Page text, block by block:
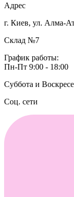
Адрес
г. Киев, ул. Алма-
Склад №7
График работы:
Пн-Пт 9:00 - 18:00
Суббота и
Соц. сети